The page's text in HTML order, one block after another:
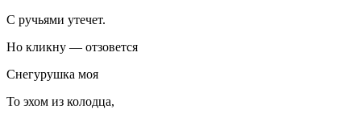
С ручьями утечет.
Но кликну — отзовется
Снегурушка моя
То эхом из колодца,